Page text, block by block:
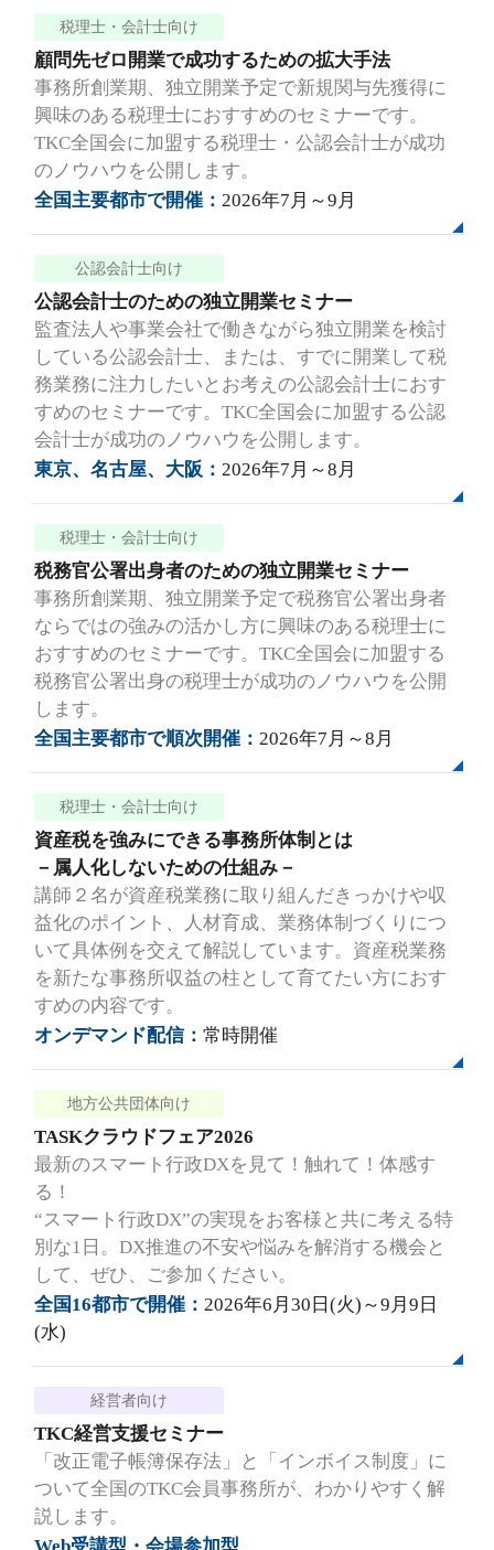
税理士・会計士向け
顧問先ゼロ開業で成功するための拡大手法
事務所創業期、独立開業予定で新規関与先獲得に
興味のある税理士におすすめのセミナーです。
TKC全国会に加盟する税理士・公認会計士が成功
のノウハウを公開します。
全国主要都市で開催：2026年7月～9月
公認会計士向け
公認会計士のための独立開業セミナー
監査法人や事業会社で働きながら独立開業を検討
している公認会計士、または、すでに開業して税
務業務に注力したいとお考えの公認会計士におす
すめのセミナーです。TKC全国会に加盟する公認
会計士が成功のノウハウを公開します。
東京、名古屋、大阪：2026年7月～8月
税理士・会計士向け
税務官公署出身者のための独立開業セミナー
事務所創業期、独立開業予定で税務官公署出身者
ならではの強みの活かし方に興味のある税理士に
おすすめのセミナーです。TKC全国会に加盟する
税務官公署出身の税理士が成功のノウハウを公開
します。
全国主要都市で順次開催：2026年7月～8月
税理士・会計士向け
資産税を強みにできる事務所体制とは
－属人化しないための仕組み－
講師２名が資産税業務に取り組んだきっかけや収
益化のポイント、人材育成、業務体制づくりにつ
いて具体例を交えて解説しています。資産税業務
を新たな事務所収益の柱として育てたい方におす
すめの内容です。
オンデマンド配信：常時開催
地方公共団体向け
TASKクラウドフェア2026
最新のスマート行政DXを見て！触れて！体感す
る！
“スマート行政DX”の実現をお客様と共に考える特
別な1日。DX推進の不安や悩みを解消する機会と
して、ぜひ、ご参加ください。
全国16都市で開催：2026年6月30日(火)～9月9日
(水)
経営者向け
TKC経営支援セミナー
「改正電子帳簿保存法」と「インボイス制度」に
ついて全国のTKC会員事務所が、わかりやすく解
説します。